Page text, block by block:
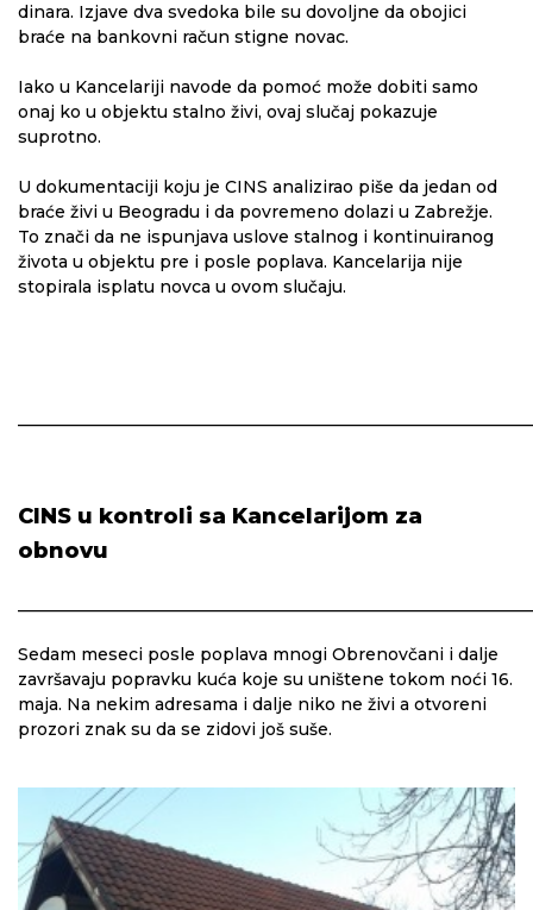
dinara. Izjave dva svedoka bile su dovoljne da obojici
braće na bankovni račun stigne novac.
Iako u Kancelariji navode da pomoć može dobiti samo
onaj ko u objektu stalno živi, ovaj slučaj pokazuje
suprotno.
U dokumentaciji koju je CINS analizirao piše da jedan od
braće živi u Beogradu i da povremeno dolazi u Zabrežje.
To znači da ne ispunjava uslove stalnog i kontinuiranog
života u objektu pre i posle poplava. Kancelarija nije
stopirala isplatu novca u ovom slučaju.
CINS u kontroli sa Kancelarijom za
obnovu
Sedam meseci posle poplava mnogi Obrenovčani i dalje
završavaju popravku kuća koje su uništene tokom noći 16.
maja. Na nekim adresama i dalje niko ne živi a otvoreni
prozori znak su da se zidovi još suše.